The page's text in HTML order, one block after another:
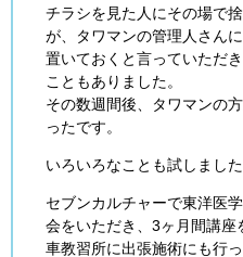
チラシを見た人にその場で
が、タワマンの管理人さん
置いておくと言っていただ
こともありました。
その数週間後、タワマンの
ったです。
いろいろなことも試しました
セブンカルチャーで東洋医
会をいただき、3ヶ月間講座
車教習所に出張施術にも行